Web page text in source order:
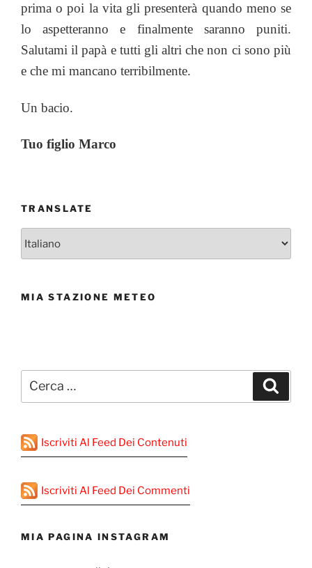
prima o poi la vita gli presenterà quando meno se
lo aspetteranno e finalmente saranno puniti.
Salutami il papà e tutti gli altri che non ci sono più
e che mi mancano terribilmente.
Un bacio.
Tuo figlio Marco
TRANSLATE
MIA STAZIONE METEO
Cerca:
Iscriviti Al Feed Dei Contenuti
Iscriviti Al Feed Dei Commenti
MIA PAGINA INSTAGRAM